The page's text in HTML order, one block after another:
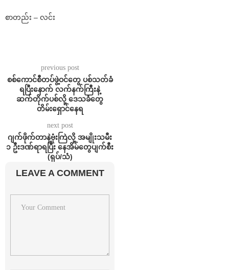
စာတည်း – လင်း
previous post
စစ်ကောင်စီတပ်ဖွဲ့ဝင်တွေ ပစ်သတ်ခံ
ရပြီးနောက် လက်နက်ကြီးနဲ့
ဆက်တိုက်ပစ်လို့ ဒေသခံတွေ
တိမ်းရှောင်နေရ
next post
ဂျက်ဖိုက်တာနဲ့ဗုံးကြဲလို့ အမျိုးသမီး
၁ ဦးဒဏ်ရာရပြီး နေအိမ်တွေပျက်စီး
(ရုပ်/သံ)
LEAVE A COMMENT